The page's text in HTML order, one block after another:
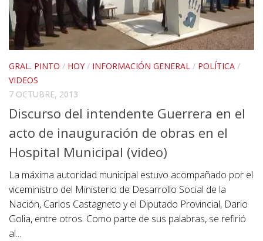
GRAL. PINTO / HOY / INFORMACIÓN GENERAL / POLÍTICA /
VIDEOS
7 OCTUBRE, 2013
Discurso del intendente Guerrera en el
acto de inauguración de obras en el
Hospital Municipal (video)
La máxima autoridad municipal estuvo acompañado por el
viceministro del Ministerio de Desarrollo Social de la
Nación, Carlos Castagneto y el Diputado Provincial, Dario
Golia, entre otros. Como parte de sus palabras, se refirió
al...